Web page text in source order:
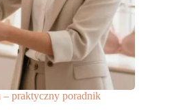
– praktyczny poradnik